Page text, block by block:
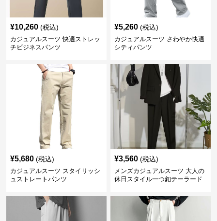
¥10,260 (税込)
カジュアルスーツ 快適ストレッ
チビジネスパンツ
¥5,260 (税込)
カジュアルスーツ さわやか快適
シティパンツ
¥5,680 (税込)
カジュアルスーツ スタイリッシ
ュストレートパンツ
¥3,560 (税込)
メンズカジュアルスーツ 大人の
休日スタイル一つ釦テーラード